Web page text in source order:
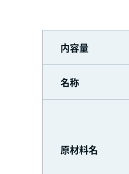
内容量
名称
原材料名